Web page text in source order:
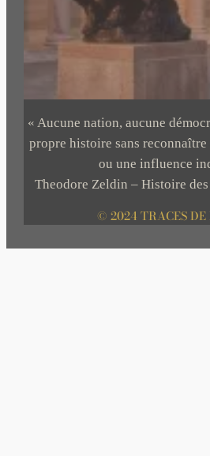
« Aucune nation, aucune
propre histoire sans reconnaître
ou une influence
Theodore Zeldin – Histoire
© 2024 TRACES DE